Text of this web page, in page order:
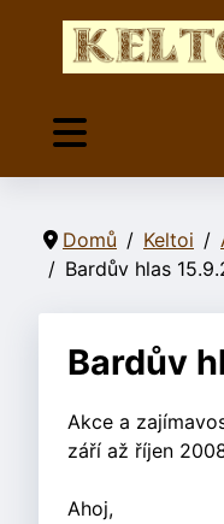
Domů Keltoi
Bardův hlas
Bardův
Akce a
září až říjen
Ahoj,